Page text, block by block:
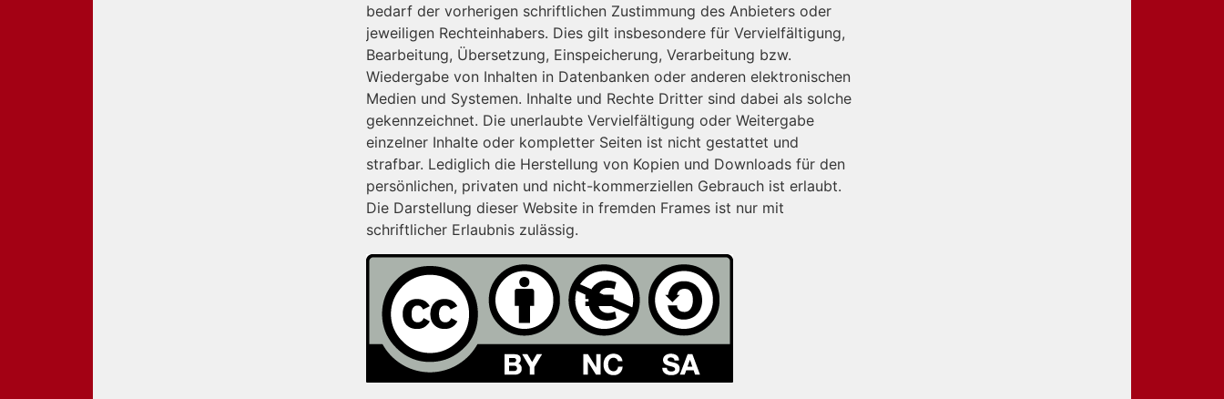
bedarf der vorherigen schriftlichen Zustimmung des Anbieters oder
jeweiligen Rechteinhabers. Dies gilt insbesondere für Vervielfältigung,
Bearbeitung, Übersetzung, Einspeicherung, Verarbeitung bzw.
Wiedergabe von Inhalten in Datenbanken oder anderen elektronischen
Medien und Systemen. Inhalte und Rechte Dritter sind dabei als solche
gekennzeichnet. Die unerlaubte Vervielfältigung oder Weitergabe
einzelner Inhalte oder kompletter Seiten ist nicht gestattet und
strafbar. Lediglich die Herstellung von Kopien und Downloads für den
persönlichen, privaten und nicht-kommerziellen Gebrauch ist erlaubt.
Die Darstellung dieser Website in fremden Frames ist nur mit
schriftlicher Erlaubnis zulässig.